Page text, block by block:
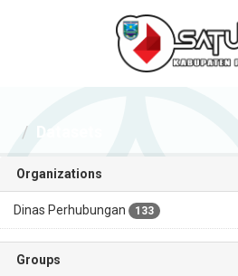
Organizations
Dinas Perhubungan 133
Groups